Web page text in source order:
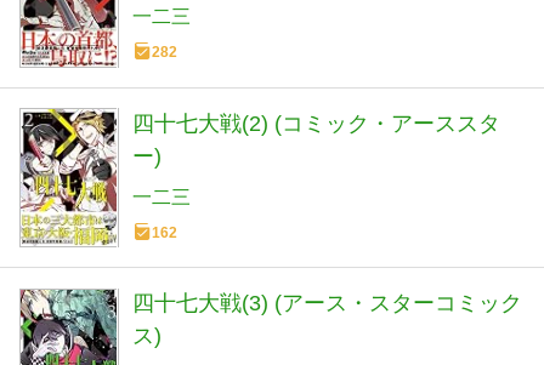
一二三
282
四十七大戦(2) (コミック・アーススタ
ー)
一二三
162
四十七大戦(3) (アース・スターコミック
ス)